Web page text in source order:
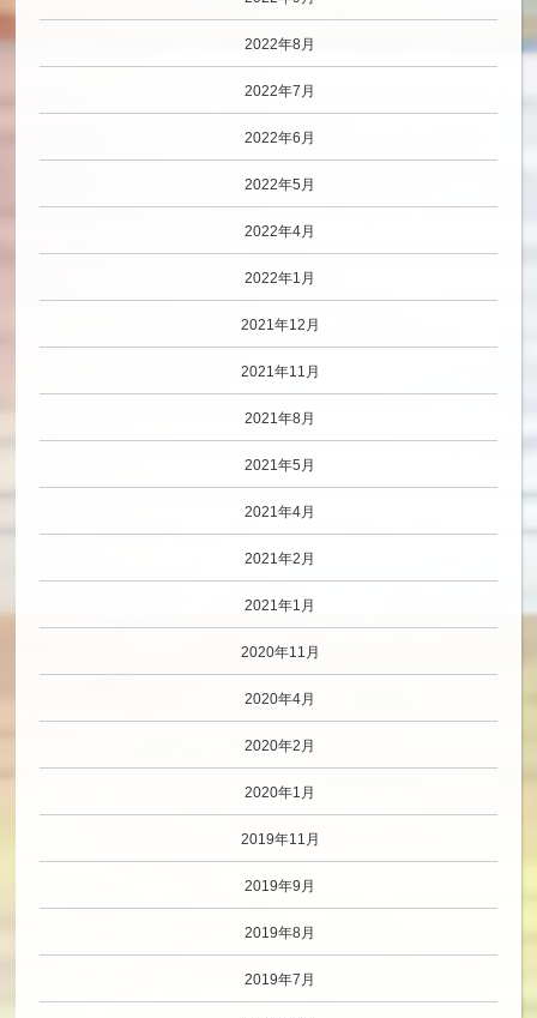
2022年8月
2022年7月
2022年6月
2022年5月
2022年4月
2022年1月
2021年12月
2021年11月
2021年8月
2021年5月
2021年4月
2021年2月
2021年1月
2020年11月
2020年4月
2020年2月
2020年1月
2019年11月
2019年9月
2019年8月
2019年7月